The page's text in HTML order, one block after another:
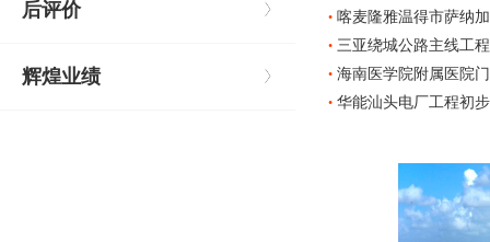
后评价
辉煌业绩
• 喀麦隆雅温得市萨纳
• 三亚绕城公路主线工
• 海南医学院附属医院
• 华能汕头电厂工程初